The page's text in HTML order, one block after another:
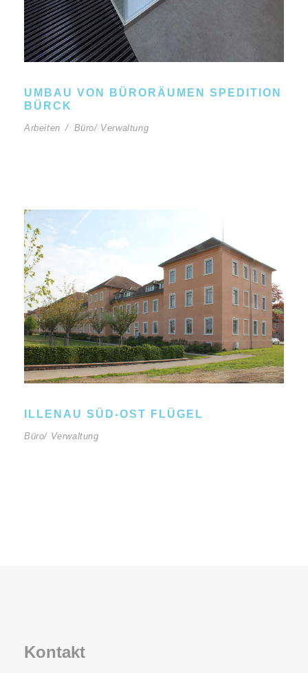
UMBAU VON BÜRORÄUMEN SPEDITION
BÜRCK
Arbeiten / Büro/ Verwaltung
ILLENAU SÜD-OST FLÜGEL
Büro/ Verwaltung
Kontakt